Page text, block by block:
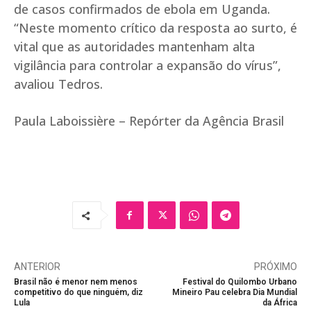
de casos confirmados de ebola em Uganda.
“Neste momento crítico da resposta ao surto, é
vital que as autoridades mantenham alta
vigilância para controlar a expansão do vírus”,
avaliou Tedros.
Paula Laboissière – Repórter da Agência Brasil
ANTERIOR
Brasil não é menor nem menos
competitivo do que ninguém, diz
Lula
PRÓXIMO
Festival do Quilombo Urbano
Mineiro Pau celebra Dia Mundial
da África